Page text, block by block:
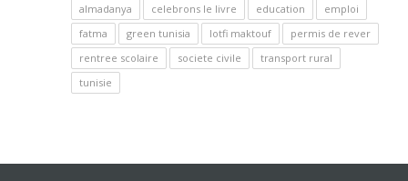
almadanya celebrons le livre education
emploi
fatma
green tunisia lotfi maktouf
permis de rever
rentree scolaire
societe civile
transport rural
tunisie